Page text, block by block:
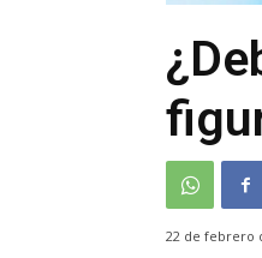
22 de febrero